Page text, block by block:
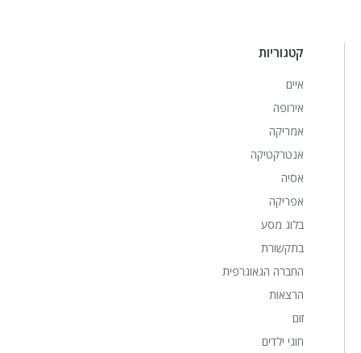
קטגוריות
איים
אירופה
אמריקה
אנטרקטיקה
אסיה
אפריקה
בלוג מסע
בתקשורת
החברה הגאוגרפית
הרצאות
זום
חוגי ילדים